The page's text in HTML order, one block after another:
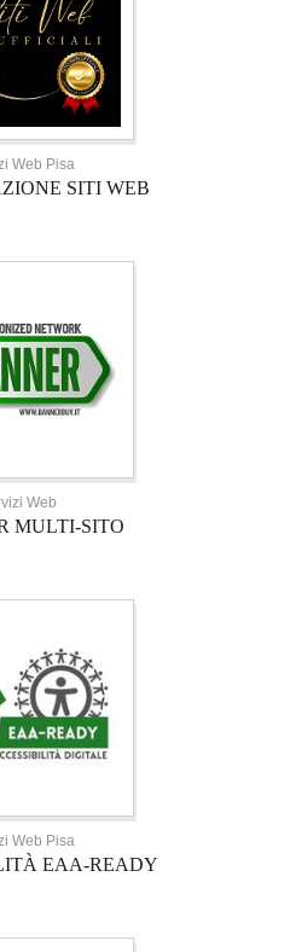
Web Pisa
SITI WEB
Web
MULTI-SITO
Web Pisa
EAA-READY